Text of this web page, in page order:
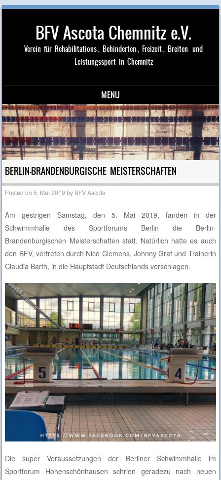
BFV Ascota Chemnitz e.V.
Verein für Rehabilitations-, Behinderten-, Freizeit-, Breiten- und
Leistungssport in Chemnitz
MENU
Skip to content
BERLIN-BRANDENBURGISCHE MEISTERSCHAFTEN
Posted on5. Mai 2019 by BFV Ascota
Am gestrigen Samstag, den 5. Mai 2019, fanden in der
Schwimmhalle des Sportforums Berlin die Berlin-
Brandenburgischen Meisterschaften statt. Natürlich hatte es auch
den BFV, vertreten durch Nico Clemens, Johnny Graf und Trainerin
Claudia Barth, in die Hauptstadt Deutschlands verschlagen.
Die super Voraussetzungen der Berliner Schwimmhalle im
Sportforum Hohenschönhausen schrien geradezu nach neuen